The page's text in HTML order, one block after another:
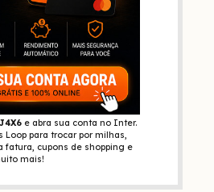
e abra sua conta no Inter.
Loop para trocar por milhas,
fatura, cupons de shopping e
mais!